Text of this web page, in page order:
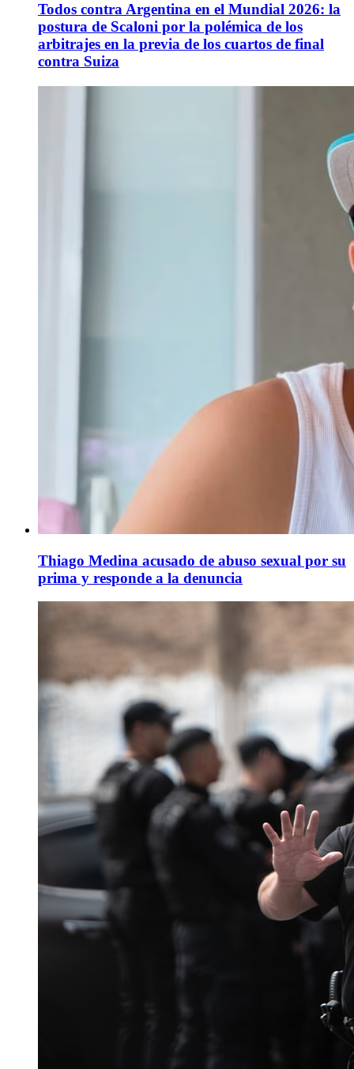
Todos contra Argentina en el Mundial 2026: la
postura de Scaloni por la polémica de los
arbitrajes en la previa de los cuartos de final
contra Suiza
Thiago Medina acusado de abuso sexual por su
prima y responde a la denuncia